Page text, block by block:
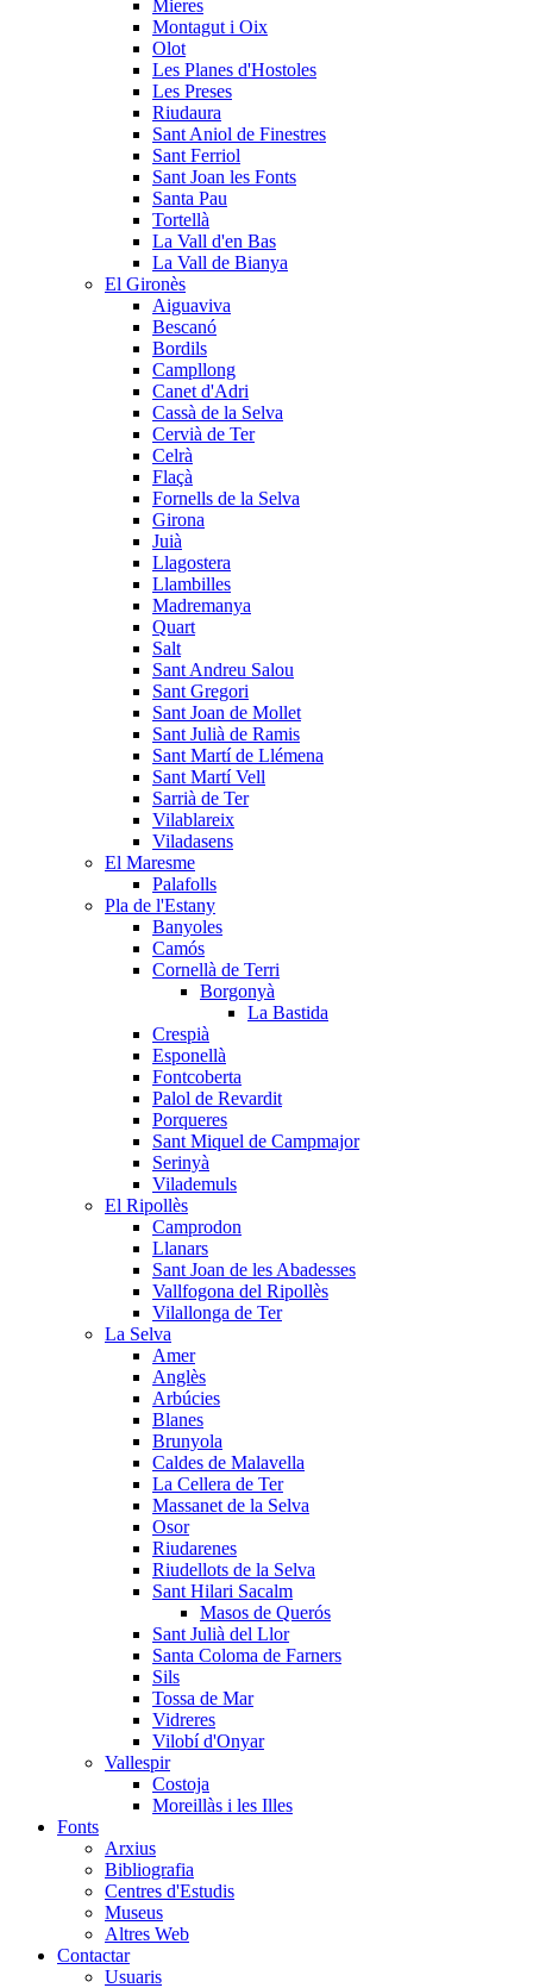
Mieres
Montagut i Oix
Olot
Les Planes d'Hostoles
Les Preses
Riudaura
Sant Aniol de Finestres
Sant Ferriol
Sant Joan les Fonts
Santa Pau
Tortellà
La Vall d'en Bas
La Vall de Bianya
El Gironès
Aiguaviva
Bescanó
Bordils
Campllong
Canet d'Adri
Cassà de la Selva
Cervià de Ter
Celrà
Flaçà
Fornells de la Selva
Girona
Juià
Llagostera
Llambilles
Madremanya
Quart
Salt
Sant Andreu Salou
Sant Gregori
Sant Joan de Mollet
Sant Julià de Ramis
Sant Martí de Llémena
Sant Martí Vell
Sarrià de Ter
Vilablareix
Viladasens
El Maresme
Palafolls
Pla de l'Estany
Banyoles
Camós
Cornellà de Terri
Borgonyà
La Bastida
Crespià
Esponellà
Fontcoberta
Palol de Revardit
Porqueres
Sant Miquel de Campmajor
Serinyà
Vilademuls
El Ripollès
Camprodon
Llanars
Sant Joan de les Abadesses
Vallfogona del Ripollès
Vilallonga de Ter
La Selva
Amer
Anglès
Arbúcies
Blanes
Brunyola
Caldes de Malavella
La Cellera de Ter
Massanet de la Selva
Osor
Riudarenes
Riudellots de la Selva
Sant Hilari Sacalm
Masos de Querós
Sant Julià del Llor
Santa Coloma de Farners
Sils
Tossa de Mar
Vidreres
Vilobí d'Onyar
Vallespir
Costoja
Moreillàs i les Illes
Fonts
Arxius
Bibliografia
Centres d'Estudis
Museus
Altres Web
Contactar
Usuaris